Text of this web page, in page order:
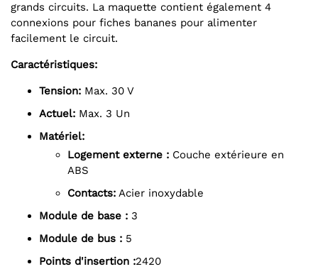
grands circuits. La maquette contient également 4
connexions pour fiches bananes pour alimenter
facilement le circuit.
Caractéristiques:
Tension: Max. 30 V
Actuel: Max. 3 Un
Matériel:
Logement externe : Couche extérieure en
ABS
Contacts: Acier inoxydable
Module de base : 3
Module de bus : 5
Points d'insertion :2420